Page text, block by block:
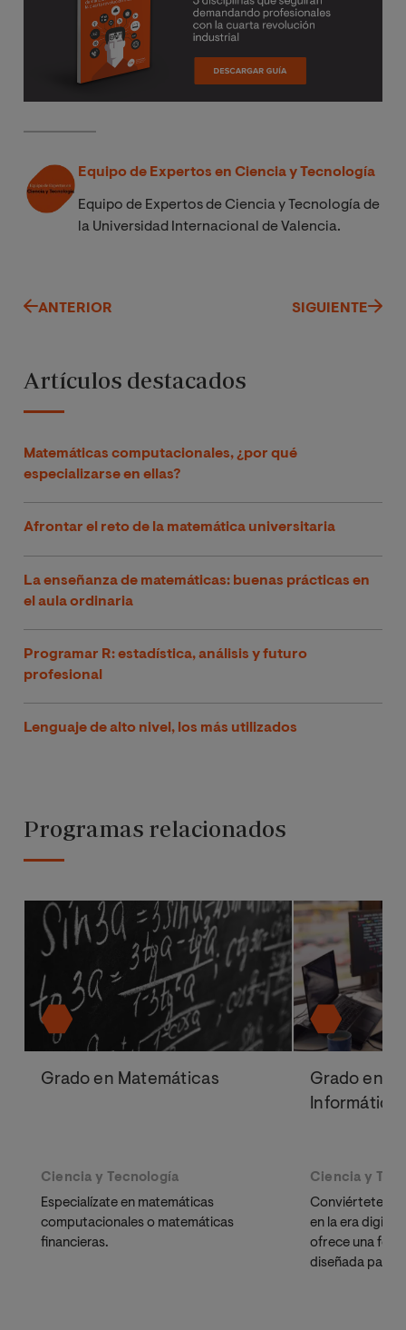
Equipo de Expertos en Ciencia y Tecnología
Equipo de Expertos de Ciencia y Tecnología de
la Universidad Internacional de Valencia.
ANTERIOR SIGUIENTE
Artículos destacados
Matemáticas computacionales, ¿por qué
especializarse en ellas?
Afrontar el reto de la matemática universitaria
La enseñanza de matemáticas: buenas prácticas en
el aula ordinaria
Programar R: estadística, análisis y futuro
profesional
Lenguaje de alto nivel, los más utilizados
Programas relacionados
Grado en Matemáticas
Ciencia y Tecnología
Especialízate en matemáticas
computacionales o matemáticas
financieras.
Grado en
Informática
Ciencia y
Conviértete en
en la era
ofrece una
diseñada para